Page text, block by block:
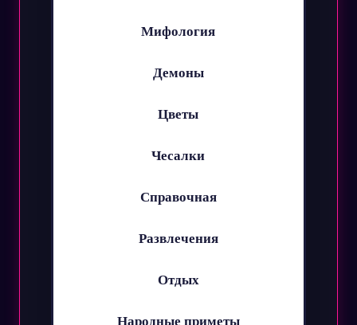
Мифология
Демоны
Цветы
Чесалки
Справочная
Развлечения
Отдых
Народные приметы